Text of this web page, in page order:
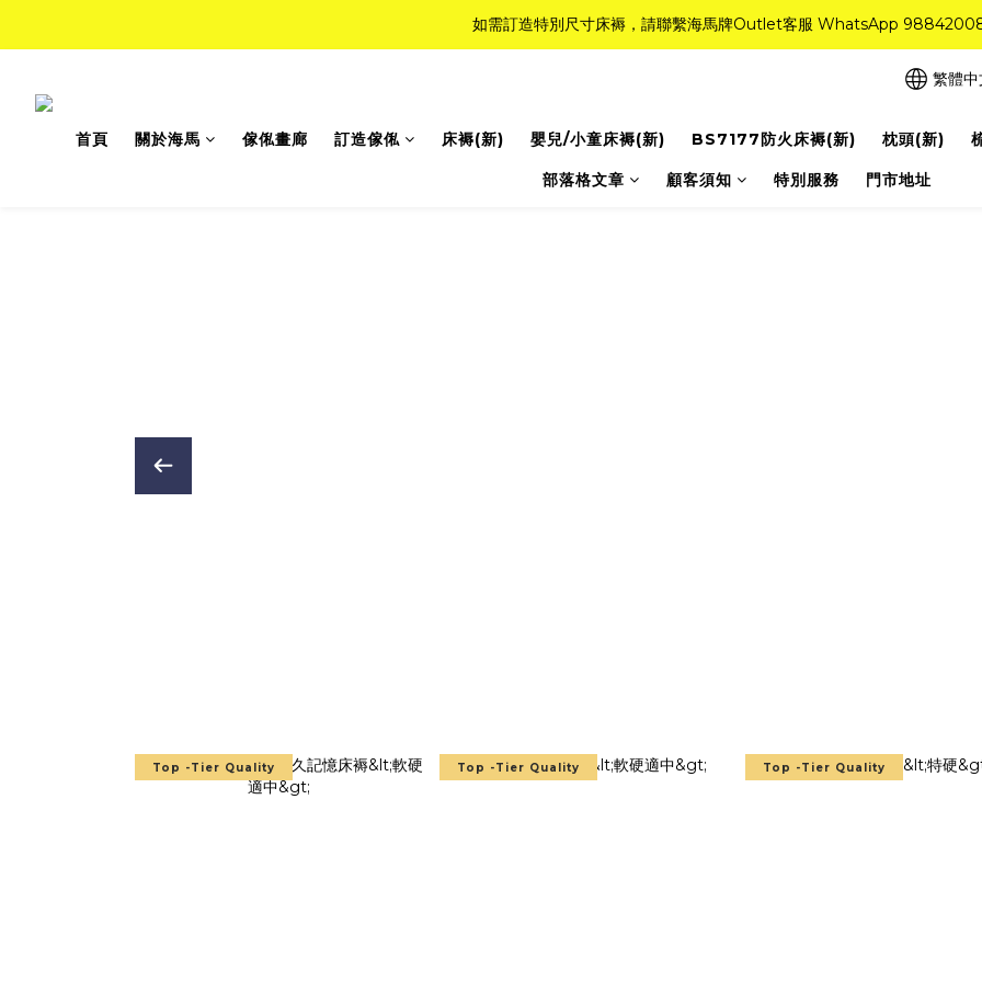
如需訂造特別尺寸床褥，請聯繫海馬牌Outlet客服 WhatsApp
如需訂造特別尺寸床褥，請聯繫海馬牌Outlet客服 WhatsApp
Top-Tier Quality系列床褥82折(新永久記憶床褥 及 健康記憶床褥)＋送禮品＋免運費(
如需訂造特別尺寸床褥，請聯繫海馬牌Outlet客服 WhatsApp
繁體中
首頁 關於海馬 傢俬畫廊 訂造傢俬 床褥(新) 嬰兒/小童床褥(新) BS7177防火床褥(新) 枕頭(新)
部落格文章 顧客須知 特別服務 門市地址
Top -Tier Quality Top -Tier Quality Top -Tier Quality